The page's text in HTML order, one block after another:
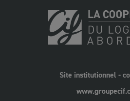
Site institutionnel -